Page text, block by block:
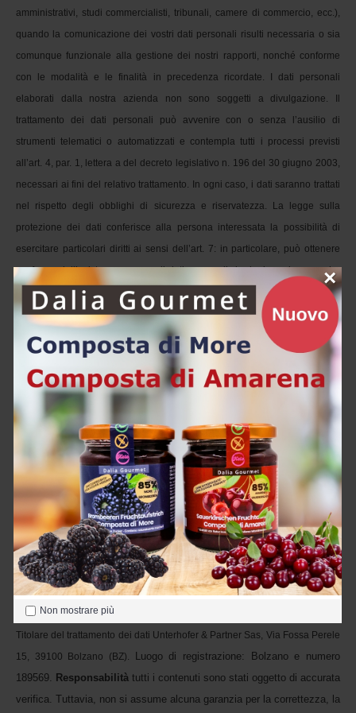
Non mostrare più
×
amministrativi, studi commercialisti, tribunali, camere di commercio, ecc.),
quando la comunicazione dei vostri dati personali risulti necessaria o sia
comunque funzionale alla gestione dei nostri rapporti, nonché conforme
con le modalità e le finalità in precedenza ricordate. I dati personali
elaborati dalla nostra azienda non sono soggetti a divulgazione. Il
trattamento dei dati personali può avvenire con o senza l’ausilio di
strumenti telematici o automatizzati e contempla tutti i processi previsti
all’art. 4, par. 1, lettera a del decreto legislativo n. 196 del 30 giugno 2003,
necessari ai fini del relativo trattamento. In ogni caso, i dati saranno trattati
nel rispetto degli obblighi di sicurezza e riservatezza. La legge sulla
protezione dei dati conferisce alla persona interessata la possibilità di
esercitare particolari diritti ai sensi dell’art. 7: in particolare, può ottenere
conferma dell’esistenza o meno di dati personali che la riguardano, anche
se non ancora memorizzati, e la comunicazione intelligibile dei medesimi e
delle finalità su cui si basa il trattamento, nonché i dati sul titolare e il
responsabile del trattamento e sulle persone e categorie di persone cui
questi dati potrebbero essere trasmessi. L’interessato ha, inoltre, facoltà di
confermare e controllare i propri dati, nonché di chiederne la rettifica o
l’integrazione, ovvero la cancellazione, il blocco e la trasformazione in
forma anonima, qualora il trattamento violi disposizioni di legge. Infine, ha il
diritto di opporsi, in parte o totalmente, al trattamento dei propri dati,
nonché di chiederne la cancellazione, il blocco e la trasformazione in dati
anonimi, anche senza giustificato motivo, qualora vengano impiegati a
scopo informativa commerciale, invio di materiale pubblicitario, vendita
diretta, ricerche di mercato o sondaggi d’opinione. I diritti in oggetto
possono essere esercitati dall’interessato ovvero da una persona
incaricata, inoltrando la richiesta alla responsabile: Unterhofer & Partner
Sas, Via Fossa Perele 15, 39100 Bolzano (BZ), a mezzo lettera
raccomandata o per e-mail al seguente indirizzo: info
Titolare del trattamento dei dati Unterhofer & Partner Sas, Via Fossa Perele
15, 39100 Bolzano (BZ). Luogo di registrazione: Bolzano e numero
189569. Responsabilità tutti i contenuti sono stati oggetto di accurata
verifica. Tuttavia, non si assume alcuna garanzia per la correttezza, la